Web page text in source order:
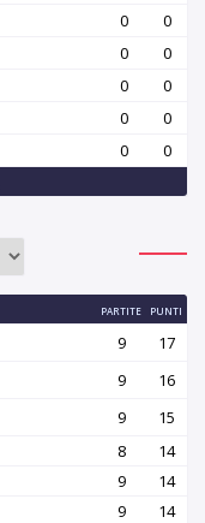
0
0
0
0
0
0
0
0
0 0
PARTITE PUNTI
9
17
9
16
9
15
8
14
9
14
9
14